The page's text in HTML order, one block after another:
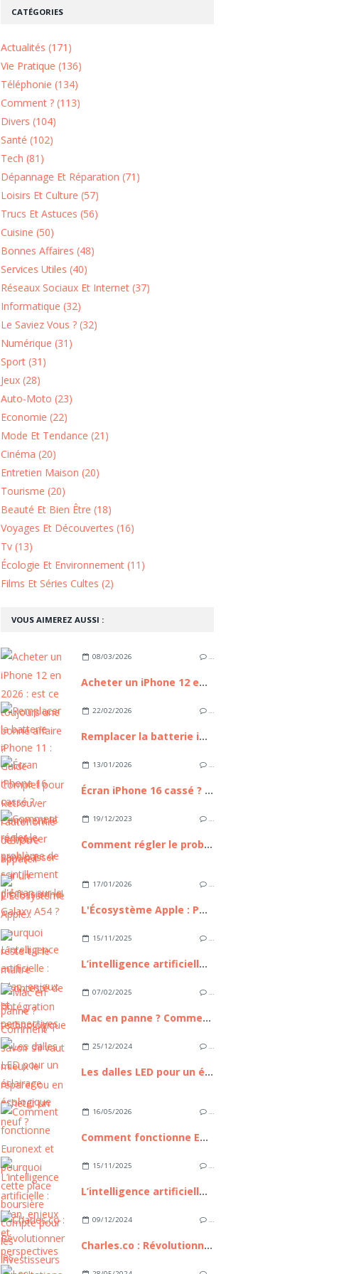
VOUS AIMEREZ AUSSI :
08/03/2026 …
Acheter un iPhone 12 en 2026 : est ce toujours une bonne affaire ?
22/02/2026 …
Remplacer la batterie iPhone 11 : Guide Complet pour Retrouver l'autonomie de votre appareil
13/01/2026 …
Écran iPhone 16 cassé ? Comment le remplacer sans passer par un professionnel
19/12/2023 …
Comment régler le problème de scintillement d'écran sur le Galaxy A54 ?
17/01/2026 …
L'Écosystème Apple : Pourquoi reste-t-il le maître incontesté de l'intégration technologique ?
15/11/2025 …
L’intelligence artificielle : bilan, enjeux et perspectives
07/02/2025 …
Mac en panne ? Comment savoir s’il vaut mieux le réparer ou en acheter un neuf ?
25/12/2024 …
Les dalles LED pour un éclairage écologique
16/05/2026 …
Comment fonctionne Euronext et pourquoi cette place boursière compte pour les investisseurs européens
15/11/2025 …
L’intelligence artificielle : bilan, enjeux et perspectives
09/12/2024 …
Charles.co : Révolutionner les consultations médicales
CATÉGORIES
Actualités (171)
Vie Pratique (136)
Téléphonie (134)
Comment ? (113)
Divers (104)
Santé (102)
Tech (81)
Dépannage Et Réparation (71)
Loisirs Et Culture (57)
Trucs Et Astuces (56)
Cuisine (50)
Bonnes Affaires (48)
Services Utiles (40)
Réseaux Sociaux Et Internet (37)
Informatique (32)
Le Saviez Vous ? (32)
Numérique (31)
Sport (31)
Jeux (28)
Auto-Moto (23)
Economie (22)
Mode Et Tendance (21)
Cinéma (20)
Entretien Maison (20)
Tourisme (20)
Beauté Et Bien Être (18)
Voyages Et Découvertes (16)
Tv (13)
Écologie Et Environnement (11)
Films Et Séries Cultes (2)